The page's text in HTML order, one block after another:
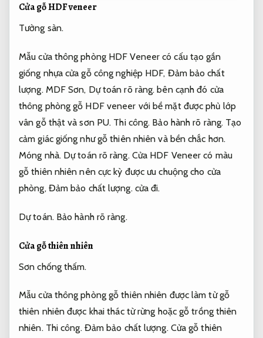
Cửa gỗ HDF veneer
Tường sàn.
Mẫu cửa thông phòng HDF Veneer có cấu tạo gần
giống nhựa cửa gỗ công nghiệp HDF, Đảm bảo chất
lượng.MDF Sơn, Dự toán rõ ràng. bên cạnh đó cửa
thông phòng gỗ HDF veneer với bề mặt được phủ lớp
vân gỗ thật và sơn PU. Thi công. Bảo hành rõ ràng. Tạo
cảm giác giống như gỗ thiên nhiên và bền chắc hơn.
Móng nhà. Dự toán rõ ràng.Cửa HDF Veneer có màu
gỗ thiên nhiên nên cực kỳ được ưu chuộng cho cửa
phòng, Đảm bảo chất lượng.cửa đi.
Dự toán. Bảo hành rõ ràng.
Cửa gỗ thiên nhiên
Sơn chống thấm.
Mẫu cửa thông phòng gỗ thiên nhiên được làm từ gỗ
thiên nhiên được khai thác từ rừng hoặc gỗ trồng thiên
nhiên. Thi công. Đảm bảo chất lượng.Cửa gỗ thiên